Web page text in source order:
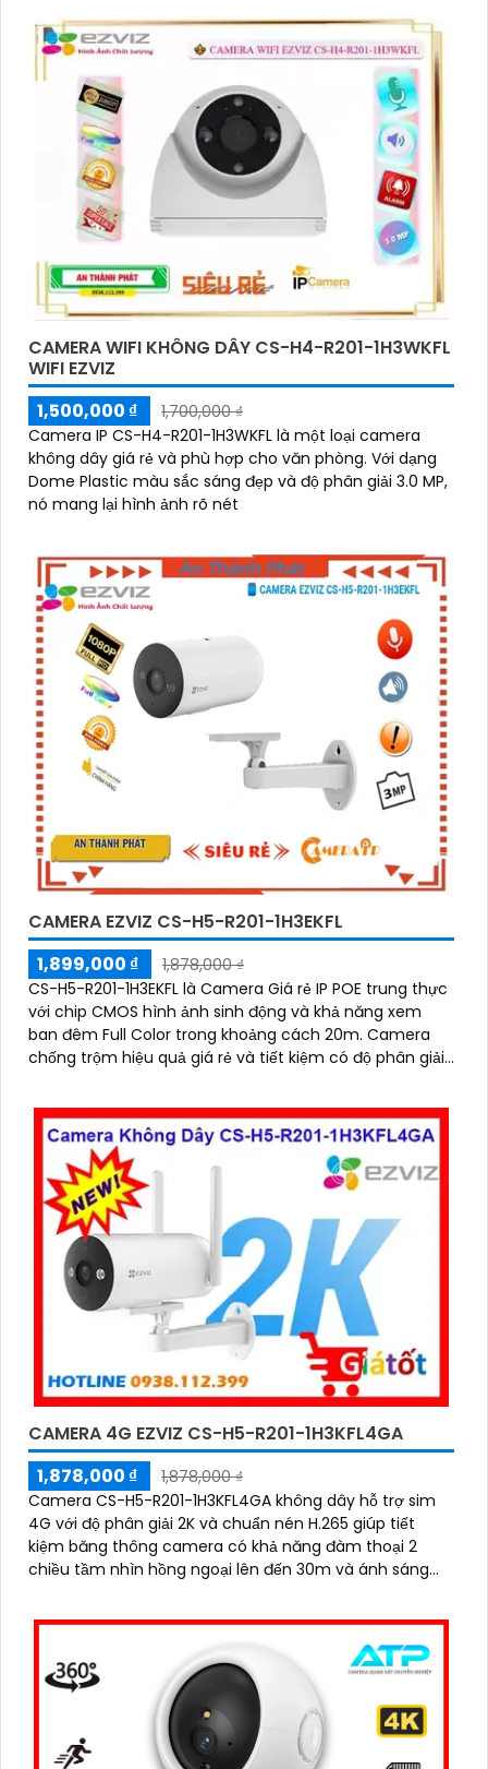
CAMERA WIFI KHÔNG DÂY CS-H4-R201-1H3WKFL
WIFI EZVIZ
1,500,000 ₫
1,700,000 ₫
Camera IP CS-H4-R201-1H3WKFL là một loại camera
không dây giá rẻ và phù hợp cho văn phòng. Với dạng
Dome Plastic màu sắc sáng đẹp và độ phân giải 3.0 MP,
nó mang lại hình ảnh rõ nét
CAMERA EZVIZ CS-H5-R201-1H3EKFL
1,899,000 ₫
1,878,000 ₫
CS-H5-R201-1H3EKFL là Camera Giá rẻ IP POE trung thực
với chip CMOS hình ảnh sinh động và khả năng xem
ban đêm Full Color trong khoảng cách 20m. Camera
chống trộm hiệu quả giá rẻ và tiết kiệm có độ phân giải
CAMERA 4G EZVIZ CS-H5-R201-1H3KFL4GA
1,878,000 ₫
1,878,000 ₫
Camera CS-H5-R201-1H3KFL4GA không dây hỗ trợ sim
4G với độ phân giải 2K và chuẩn nén H.265 giúp tiết
kiệm băng thông camera có khả năng đàm thoại 2
chiều tầm nhìn hồng ngoại lên đến 30m và ánh sáng
IP67 camera còn tích hợp tính năng phát hiện thông
minh và cảnh báo bằng còi và đèn chớp phù hợp cho
công trình kho hàng, nhà xưởng công trình